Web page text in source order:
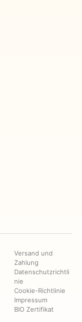
Versand und
Zahlung
Datenschutzrichtli
nie
Cookie-Richtlinie
Impressum
BIO Zertifikat